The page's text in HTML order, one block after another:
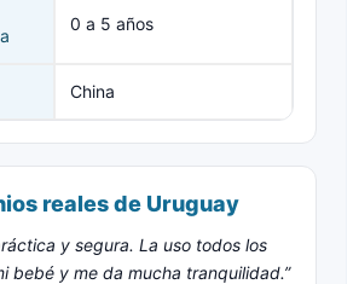
0 a 5 años
China
reales de Uruguay
y segura. La uso todos los
bebé y me da mucha tranquilidad.”